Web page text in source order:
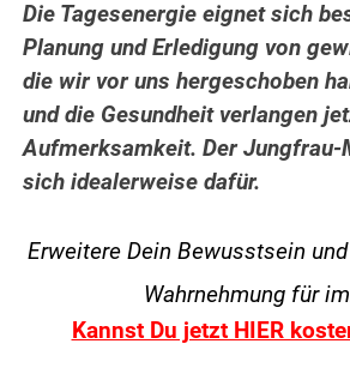
Die Tagesenergie eignet sich
Planung und Erledigung von
die wir vor uns hergeschoben
und die Gesundheit verlangen
Aufmerksamkeit. Der Jungfrau-
sich idealerweise dafür.
Erweitere Dein Bewusstsein
Wahrnehmung für
Kannst Du jetzt HIER